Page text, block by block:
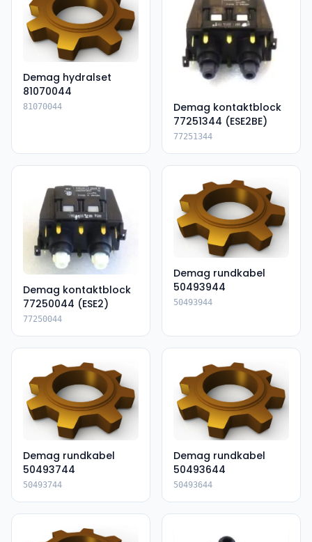
Demag hydralset
81070044
81070044
Demag kontaktblock
77251344 (ESE2BE)
77251344
Demag kontaktblock
77250044 (ESE2)
77250044
Demag rundkabel
50493944
50493944
Demag rundkabel
50493744
50493744
Demag rundkabel
50493644
50493644